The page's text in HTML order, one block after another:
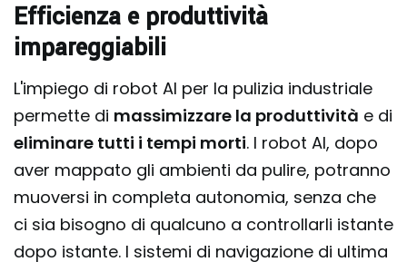
Efficienza e produttività
impareggiabili
L'impiego di robot AI per la pulizia industriale
permette di massimizzare la produttività e di
eliminare tutti i tempi morti. I robot AI, dopo
aver mappato gli ambienti da pulire, potranno
muoversi in completa autonomia, senza che
ci sia bisogno di qualcuno a controllarli istante
dopo istante. I sistemi di navigazione di ultima